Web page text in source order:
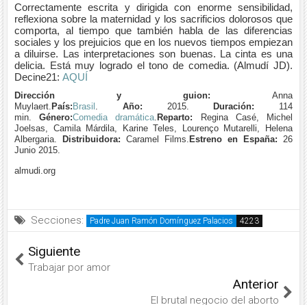
Correctamente escrita y dirigida con enorme sensibilidad,
reflexiona sobre la maternidad y los sacrificios dolorosos que
comporta, al tiempo que también habla de las diferencias
sociales y los prejuicios que en los nuevos tiempos empiezan
a diluirse. Las interpretaciones son buenas. La cinta es una
delicia. Está muy logrado el tono de comedia. (Almudí JD).
Decine21: AQUÍ
Dirección y guion: Anna
Muylaert. País:Brasil Año: 2015.Duración: 114
min.Género:Comedia dramática .Reparto: Regina Casé, Michel
Joelsas, Camila Márdila, Karine Teles, Lourenço Mutarelli, Helena
Albergaria. Distribuidora: Caramel Films. Estreno en España: 26
Junio 2015.
almudi.org
Secciones: Padre Juan Ramón Domínguez Palacios
Siguiente
Trabajar por amor
Anterior
El brutal negocio del aborto